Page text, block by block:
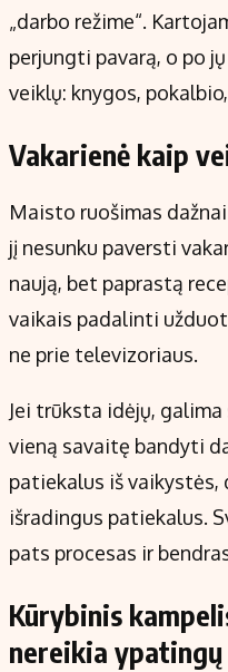
„darbo režime“.
perjungti pavarą, o po
veiklų: knygos,
Vakarienė kaip
Maisto ruošimas
jį nesunku paversti
naują, bet paprastą
vaikais padalinti
ne prie televizoriaus.
Jei trūksta idėjų,
vieną savaitę bandyti
patiekalus iš vaikystės,
išradingus patiekalus.
pats procesas ir
Kūrybinis
nereikia ypatingų